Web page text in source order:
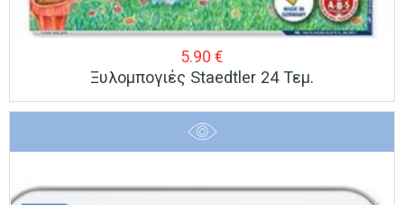
5.90 €
Ξυλομπογιές Staedtler 24 Τεμ.